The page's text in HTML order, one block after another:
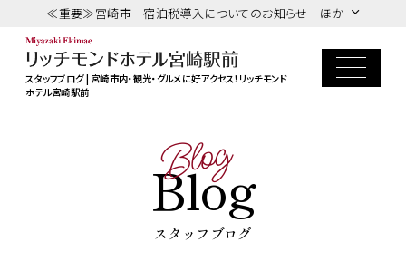
≪重要≫宮崎市 宿泊税導入についてのお知らせ ほか
スタッフブログ | 宮崎市内・観光・グルメに好アクセス！リッチモンド
ホテル宮崎駅前
Blog
Blog
スタッフブログ